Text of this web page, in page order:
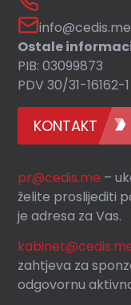
info@cedis.me
Ostale
PIB: 03099873
PDV 30/31-16162-1
KONTAKT
pr@cedis.me –
želite proslijediti
je adresa za Vas.
zahtjeva za
odgovornu